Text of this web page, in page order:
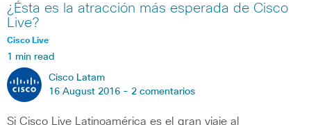
¿Ésta es la atracción más esperada de Cisco
Live?
Cisco Live
1 min read
Cisco Latam
16 August 2016 - 2 comentarios
Si Cisco Live Latinoamérica es el gran viaje al